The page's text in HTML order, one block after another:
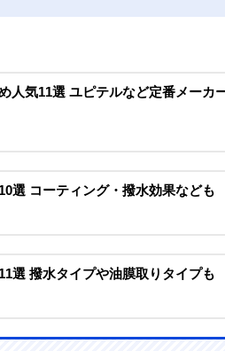
人気11選 ユピテルなど定番メーカ
選 コーティング・撥水効果なども
選 撥水タイプや油膜取りタイプも